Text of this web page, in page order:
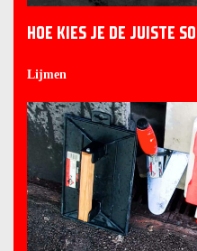
HOE KIES JE DE JUISTE
Lijmen